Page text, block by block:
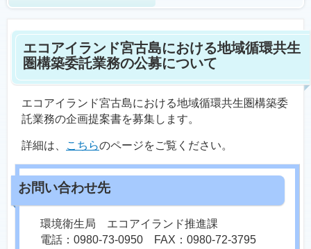
エコアイランド宮古島における地域循環共生
圏構築委託業務の公募について
エコアイランド宮古島における地域循環共生圏構築委
託業務の企画提案書を募集します。
詳細は、 こちらのページをご覧ください。
環境衛生局 エコアイランド推進課
電話：0980-73-0950 FAX：0980-72-3795